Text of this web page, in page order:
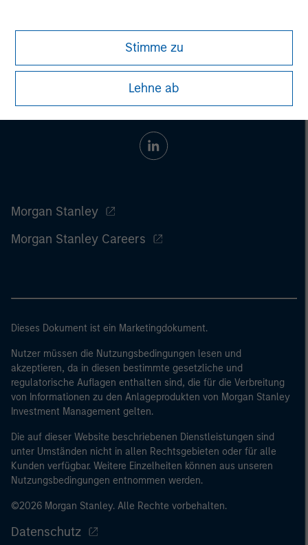
Stimme zu
Lehne ab
Morgan Stanley
Morgan Stanley Careers
Dieses Dokument ist ein Marketingdokument.
Nutzer müssen die Nutzungsbedingungen lesen und
akzeptieren, da in diesen bestimmte gesetzliche und
regulatorische Auflagen enthalten sind, die für die Verbreitung
von Informationen zu den Anlageprodukten von Morgan Stanley
Investment Management gelten.
Die auf dieser Website beschriebenen Dienstleistungen sind
unter Umständen nicht in allen Rechtsgebieten oder für alle
Kunden verfügbar. Weitere Einzelheiten können aus unseren
Nutzungsbedingungen entnommen werden.
©2026 Morgan Stanley. Alle Rechte vorbehalten.
Datenschutz